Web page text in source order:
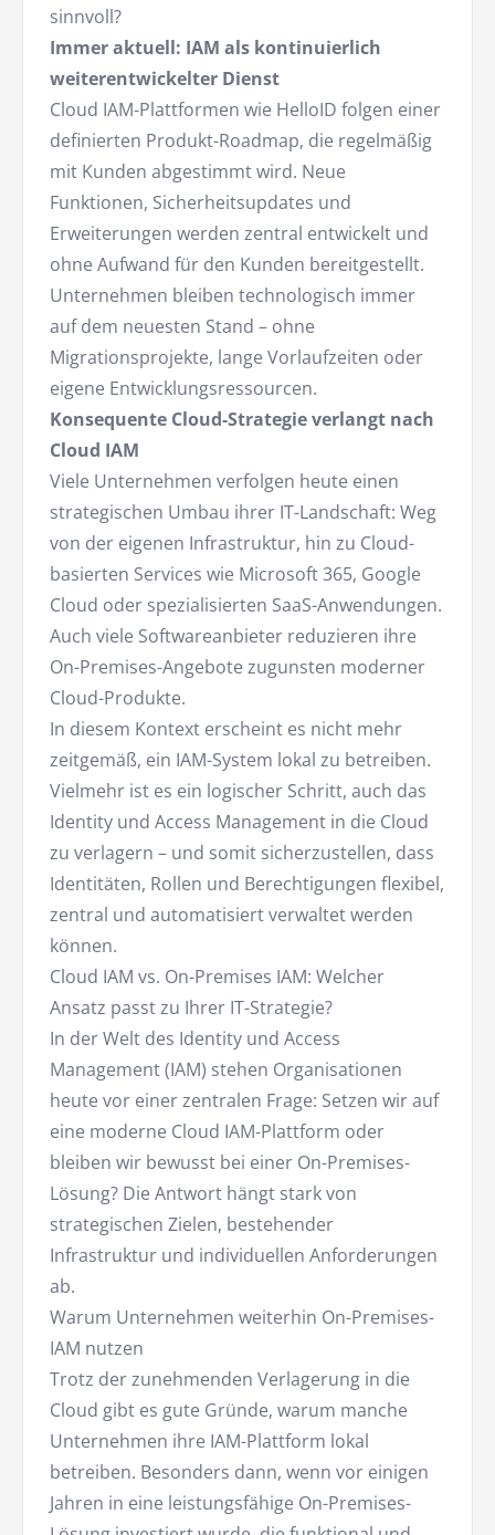
sinnvoll?
Immer aktuell: IAM als kontinuierlich
weiterentwickelter Dienst
Cloud IAM-Plattformen wie HelloID folgen einer
definierten Produkt-Roadmap, die regelmäßig
mit Kunden abgestimmt wird. Neue
Funktionen, Sicherheitsupdates und
Erweiterungen werden zentral entwickelt und
ohne Aufwand für den Kunden bereitgestellt.
Unternehmen bleiben technologisch immer
auf dem neuesten Stand – ohne
Migrationsprojekte, lange Vorlaufzeiten oder
eigene Entwicklungsressourcen.
Konsequente Cloud-Strategie verlangt nach
Cloud IAM
Viele Unternehmen verfolgen heute einen
strategischen Umbau ihrer IT-Landschaft: Weg
von der eigenen Infrastruktur, hin zu Cloud-
basierten Services wie Microsoft 365, Google
Cloud oder spezialisierten SaaS-Anwendungen.
Auch viele Softwareanbieter reduzieren ihre
On-Premises-Angebote zugunsten moderner
Cloud-Produkte.
In diesem Kontext erscheint es nicht mehr
zeitgemäß, ein IAM-System lokal zu betreiben.
Vielmehr ist es ein logischer Schritt, auch das
Identity und Access Management in die Cloud
zu verlagern – und somit sicherzustellen, dass
Identitäten, Rollen und Berechtigungen flexibel,
zentral und automatisiert verwaltet werden
können.
Cloud IAM vs. On-Premises IAM: Welcher
Ansatz passt zu Ihrer IT-Strategie?
In der Welt des Identity und Access
Management (IAM) stehen Organisationen
heute vor einer zentralen Frage: Setzen wir auf
eine moderne Cloud IAM-Plattform oder
bleiben wir bewusst bei einer On-Premises-
Lösung? Die Antwort hängt stark von
strategischen Zielen, bestehender
Infrastruktur und individuellen Anforderungen
ab.
Warum Unternehmen weiterhin On-Premises-
IAM nutzen
Trotz der zunehmenden Verlagerung in die
Cloud gibt es gute Gründe, warum manche
Unternehmen ihre IAM-Plattform lokal
betreiben. Besonders dann, wenn vor einigen
Jahren in eine leistungsfähige On-Premises-